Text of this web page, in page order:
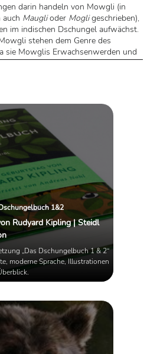
darin handeln von Mowgli (in
Mauglioder Mogligeschrieben),
im indischen Dschungel aufwächst.
stehen dem Genre des
sie Mowglis Erwachsenwerden und
Kind bis hin zum Herrn über die
lernen, dass die Naturgesetze hart
fordern. Im Kampf mit
Jugendlichen. Trotz mancherlei
erkennt in der Darstellung der
Gesetzes des Dschungels Kiplings
– ist die Bedeutung des
literarische Entwicklung sowie
bekanntesten und erfolgreichsten
kaum zu überschätzen.
Wikipedia
1&2
Rudyard Kipling | Steidl
„Das Dschungelbuch 1 & 2“
moderne Sprache, Illustrationen